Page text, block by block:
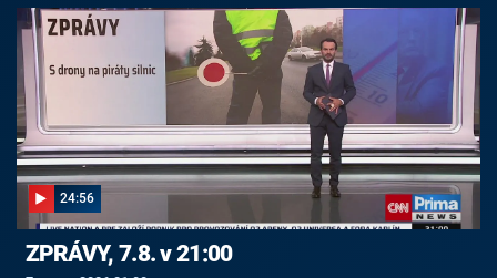
24:56
ZPRÁVY, 7.8. v 21:00